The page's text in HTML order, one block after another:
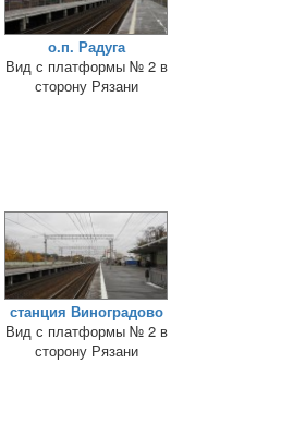
о.п. Радуга
Вид с платформы № 2 в
сторону Рязани
станция Виноградово
Вид с платформы № 2 в
сторону Рязани